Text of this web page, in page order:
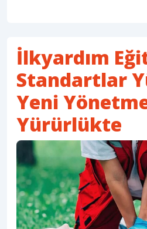
İlkyardım
Standartlar
Yeni
Yürürlükte